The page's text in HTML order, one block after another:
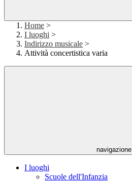
Home >
I luoghi >
Indirizzo musicale >
Attività concertistica varia
navigazione
I luoghi
Scuole dell'Infanzia